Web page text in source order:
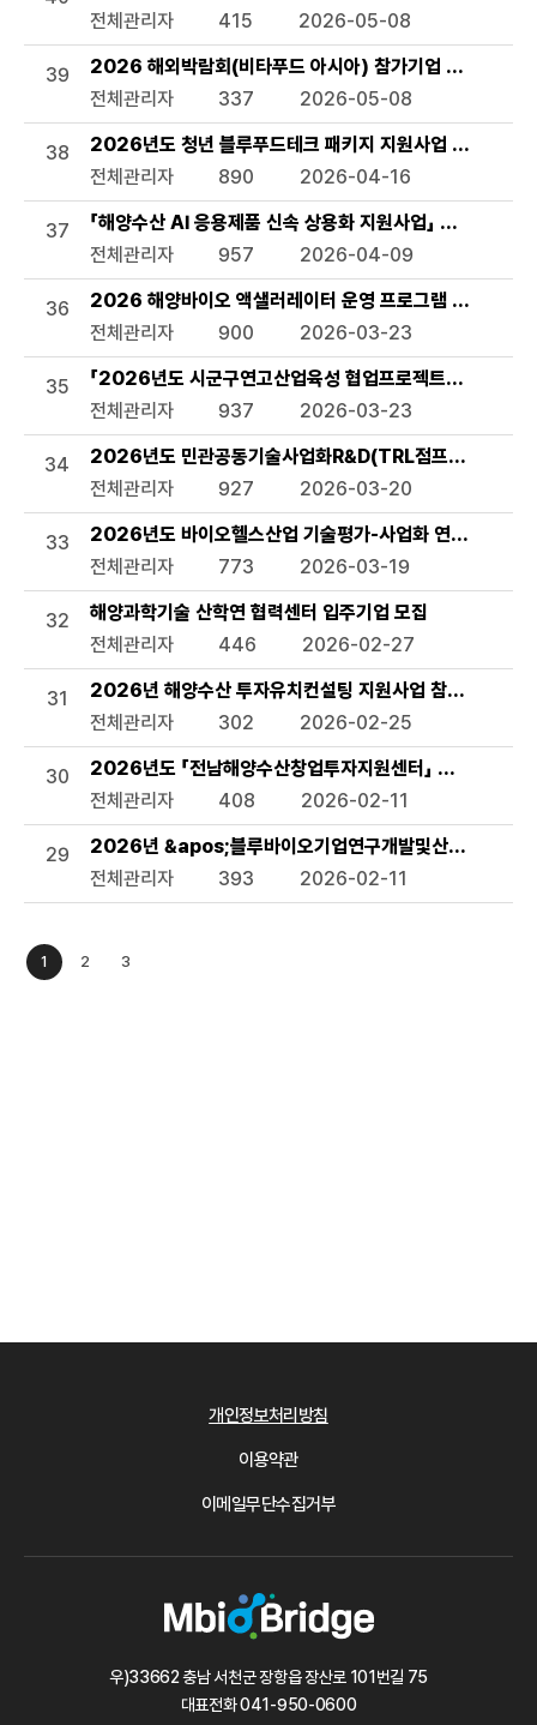
전체관리자
415 2026-05-08
39
2026 해외박람회(비타푸드 아시아) 참가기업 모집 공고
전체관리자
337 2026-05-08
38
2026년도 청년 블루푸드테크 패키지 지원사업 모집공고
전체관리자
890 2026-04-16
37
「해양수산 AI 응용제품 신속 상용화 지원사업」 선정 계획
전체관리자
957 2026-04-09
36
2026 해양바이오 액샐러레이터 운영 프로그램 참여기업
전체관리자
900 2026-03-23
35
「2026년도 시군구연고산업육성 협업프로젝트」서천군
전체관리자
937 2026-03-23
34
2026년도 민관공동기술사업화R&D(TRL점프업) 상반기
전체관리자
927 2026-03-20
33
2026년도 바이오헬스산업 기술평가-사업화 연계 지원사
전체관리자
773 2026-03-19
32
해양과학기술 산학연 협력센터 입주기업 모집
전체관리자
446 2026-02-27
31
2026년 해양수산 투자유치컨설팅 지원사업 참여기업 모
전체관리자
302 2026-02-25
30
2026년도 「전남해양수산창업투자지원센터」 수혜기업 모
전체관리자
408 2026-02-11
29
2026년 &apos;블루바이오기업연구개발및산업화지원
전체관리자
393 2026-02-11
1 2 3
개인정보처리방침
이용약관
이메일무단수집거부
우)33662 충남 서천군 장항읍 장산로 101번길 75
대표전화041-950-0600